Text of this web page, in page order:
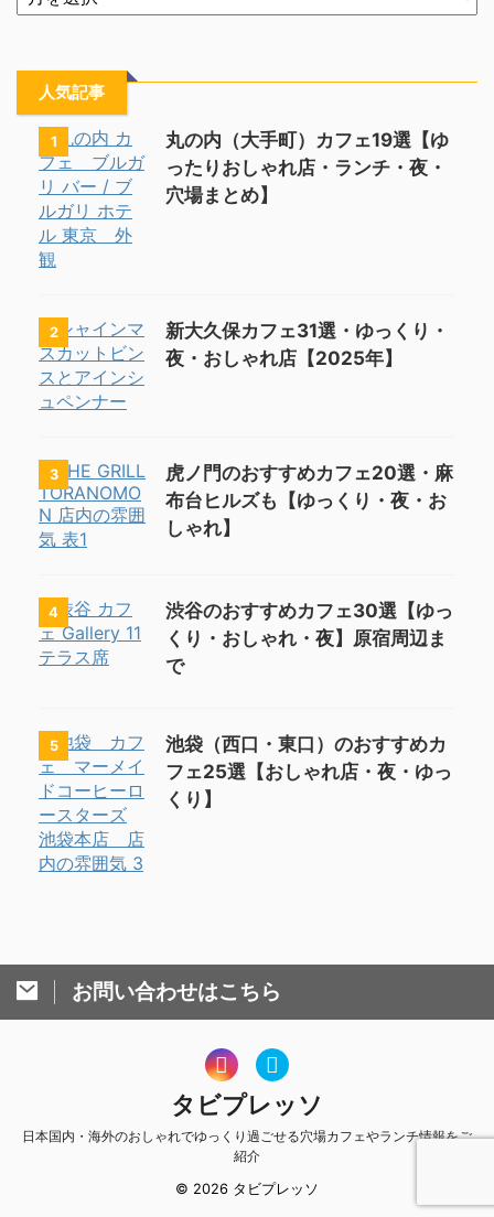
人気記事
1
丸の内（大手町）カフェ19選【ゆ
ったりおしゃれ店・ランチ・夜・
穴場まとめ】
2
新大久保カフェ31選・ゆっくり・
夜・おしゃれ店【2025年】
3
虎ノ門のおすすめカフェ20選・麻
布台ヒルズも【ゆっくり・夜・お
しゃれ】
4
渋谷のおすすめカフェ30選【ゆっ
くり・おしゃれ・夜】原宿周辺ま
で
5
池袋（西口・東口）のおすすめカ
フェ25選【おしゃれ店・夜・ゆっ
くり】
お問い合わせはこちら
タビプレッソ
日本国内・海外のおしゃれでゆっくり過ごせる穴場カフェやランチ情報をご
紹介
© 2026 タビプレッソ